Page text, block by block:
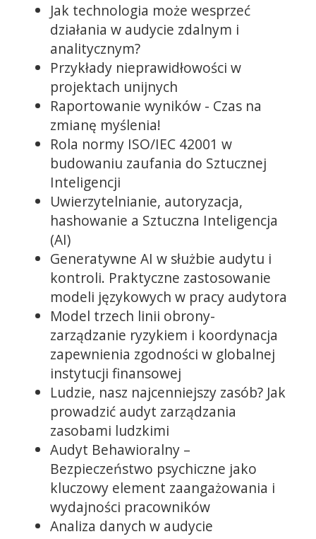
Jak technologia może wesprzeć
działania w audycie zdalnym i
analitycznym?
Przykłady nieprawidłowości w
projektach unijnych
Raportowanie wyników - Czas na
zmianę myślenia!
Rola normy ISO/IEC 42001 w
budowaniu zaufania do Sztucznej
Inteligencji
Uwierzytelnianie, autoryzacja,
hashowanie a Sztuczna Inteligencja
(AI)
Generatywne AI w służbie audytu i
kontroli. Praktyczne zastosowanie
modeli językowych w pracy audytora
Model trzech linii obrony-
zarządzanie ryzykiem i koordynacja
zapewnienia zgodności w globalnej
instytucji finansowej
Ludzie, nasz najcenniejszy zasób? Jak
prowadzić audyt zarządzania
zasobami ludzkimi
Audyt Behawioralny –
Bezpieczeństwo psychiczne jako
kluczowy element zaangażowania i
wydajności pracowników
Analiza danych w audycie